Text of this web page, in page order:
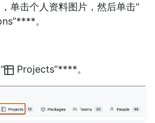
单击个人资料图片，然后单击“
。
Projects”****。